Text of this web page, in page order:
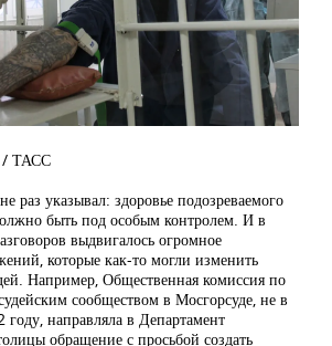
/ ТАСС
раз указывал: здоровье подозреваемого
быть под особым контролем. И в
выдвигалось огромное
которые как-то могли изменить
Например, Общественная комиссия по
сообществом в Мосгорсуде, не в
году, направляла в Департамент
обращение с просьбой создать